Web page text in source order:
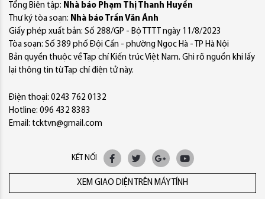
Tổng Biên tập: Nhà báo Phạm Thị Thanh Huyền
Thư ký tòa soạn: Nhà báo Trần Văn Ánh
Giấy phép xuất bản: Số 288/GP - Bộ TTTT ngày 11/8/2023
Tòa soạn: Số 389 phố Đội Cấn - phường Ngọc Hà - TP Hà Nội
Bản quyền thuộc về Tạp chí Kiến trúc Việt Nam. Ghi rõ nguồn khi lấy
lại thông tin từ Tạp chí điện tử này.
Điện thoại: 0243 762 0132
Hotline: 096 432 8383
Email: tcktvn@gmail.com
KẾT NỐI
XEM GIAO DIỆN TRÊN MÁY TÍNH